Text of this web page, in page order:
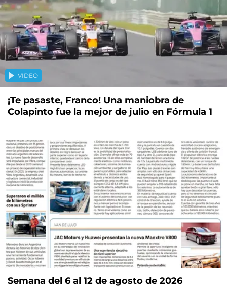
VIDEO
¡Te pasaste, Franco! Una maniobra de
Colapinto fue la mejor de julio en Fórmula 1
Semana del 6 al 12 de agosto de 2026